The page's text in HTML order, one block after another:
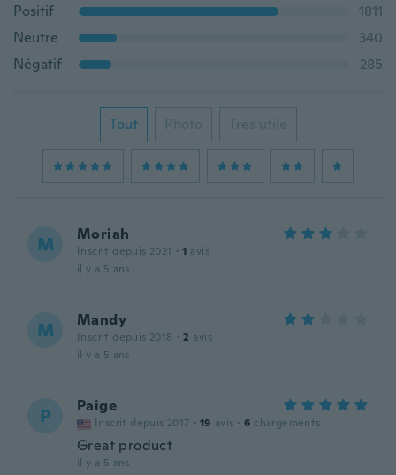
Positif
1811
Neutre
340
Négatif
285
Tout Photo Très utile
M Moriah
Inscrit depuis 2021 · 1 avis
il y a 5 ans
M Mandy
Inscrit depuis 2018 · 2 avis
il y a 5 ans
P Paige
Inscrit depuis 2017 · 19 avis · 6 chargements
Great product
il y a 5 ans